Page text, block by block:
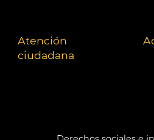
Atención
ciudadana